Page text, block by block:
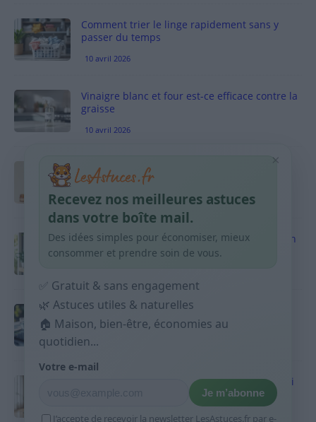
Comment trier le linge rapidement sans y
passer du temps
10 avril 2026
Vinaigre blanc et four est-ce efficace contre la
graisse
10 avril 2026
Taches pigmentaires : routine simple +
habitudes qui aident
9 avril 2026
Produits ménagers : comment économiser en
courses sans acheter 10 sprays
Budget mensuel : méthode rapide pour
répartir son salaire dès le jour de paie
9 avril 2026
Sport 10 minutes par jour est-ce utile et quoi
9 avril 2026
×
Recevez nos meilleures astuces
dans votre boîte mail.
Des idées simples pour économiser, mieux
consommer et prendre soin de vous.
✅ Gratuit & sans engagement
🌿 Astuces utiles & naturelles
🏠 Maison, bien-être, économies au
quotidien...
Votre e-mail
Je m’abonne
J’accepte de recevoir la newsletter LesAstuces.fr par e-